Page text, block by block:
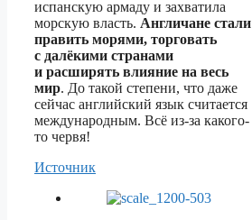
испанскую армаду и захватила
морскую власть. Англичане стали
править морями, торговать
с далёкими странами
и расширять влияние на весь
мир. До такой степени, что даже
сейчас английский язык считается
международным. Всё из-за какого-
то червя!
Источник